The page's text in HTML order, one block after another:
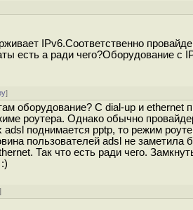
IPv6.Соответственно
есть а ради чего?Оборудование с
]
оборудование? С dial-up и ethernet
роутера. Однако обычно
поднимается pptp, то режим
пользователей adsl не заметила
Так что есть ради чего.
]